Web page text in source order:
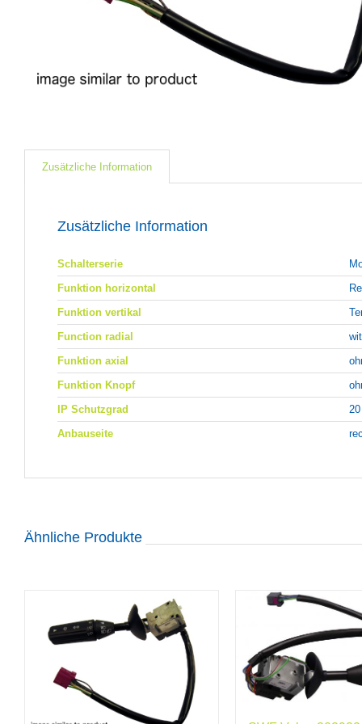
Zusätzliche Information
Zusätzliche Information
Schalterserie
Funktion horizontal
Funktion vertikal
Function radial
Funktion axial
Funktion Knopf
IP Schutzgrad
20
Anbauseite
Ähnliche Produkte